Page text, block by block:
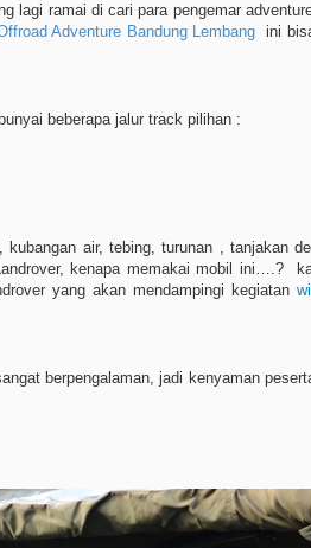
lagi ramai di cari para pengemar
Adventure Bandung Lembang ini
beberapa jalur track pilihan :
air, tebing, turunan , tanjakan
kenapa memakai mobil ini….?
yang akan mendampingi kegiatan
berpengalaman, jadi kenyaman